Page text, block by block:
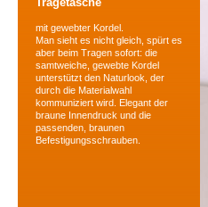
mit gewebter Kordel.
Man sieht es nicht gleich, spürt es
aber beim Tragen sofort: die
samtweiche, gewebte Kordel
unterstützt den Naturlook, der
durch die Materialwahl
kommuniziert wird. Elegant der
braune Innendruck und die
passenden, braunen
Befestigungsschrauben.